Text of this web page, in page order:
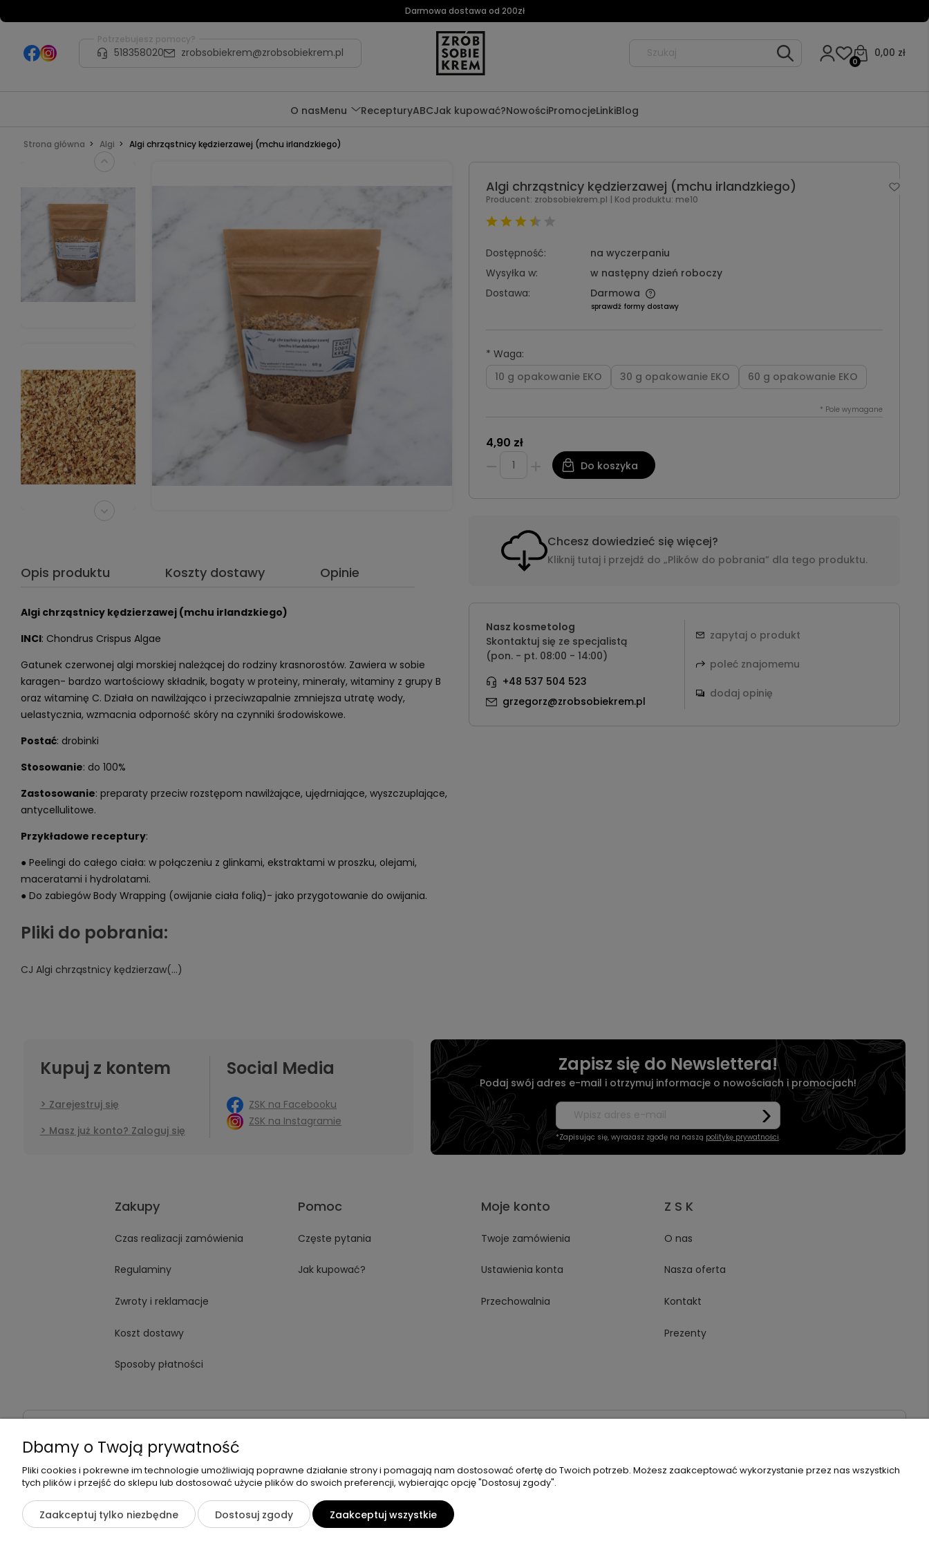
Darmowa dostawa od 200zł
Potrzebujesz pomocy?
518358020 zrobsobiekrem@zrobsobiekrem.pl 0,00 zł
0
O nasMenu RecepturyABCJak kupować?NowościPromocjeLinkiBlog
Strona główna Algi Algi chrząstnicy kędzierzawej (mchu irlandzkiego)
Opis produktu Koszty dostawy Opinie
Algi chrząstnicy kędzierzawej (mchu irlandzkiego)
INCI: Chondrus Crispus Algae
Gatunek czerwonej algi morskiej należącej do rodziny krasnorostów. Zawiera w sobie
karagen- bardzo wartościowy składnik, bogaty w proteiny, minerały, witaminy z grupy B
oraz witaminę C. Działa on nawilżająco i przeciwzapalnie zmniejsza utratę wody,
uelastycznia, wzmacnia odporność skóry na czynniki środowiskowe.
Postać: drobinki
Stosowanie: do 100%
Zastosowanie: preparaty przeciw rozstępom nawilżające, ujędrniające, wyszczuplające,
antycellulitowe.
Przykładowe receptury:
● Peelingi do całego ciała: w połączeniu z glinkami, ekstraktami w proszku, olejami,
maceratami i hydrolatami.
● Do zabiegów Body Wrapping (owijanie ciała folią)- jako przygotowanie do owijania.
Pliki do pobrania:
CJ Algi chrząstnicy kędzierzaw(...)
Algi chrząstnicy kędzierzawej (mchu irlandzkiego)
Producent: zrobsobiekrem.pl | Kod produktu: me10
Dostępność:
na wyczerpaniu
Wysyłka w:
w następny dzień roboczy
Dostawa:
Darmowa
sprawdź formy dostawy
* Waga:
10 g opakowanie EKO
30 g opakowanie EKO 60 g opakowanie EKO
* Pole wymagane
4,90 zł
Do koszyka
Chcesz dowiedzieć się więcej?
Kliknij tutaj i przejdź do „Plików do pobrania” dla tego produktu.
Nasz kosmetolog
Skontaktuj się ze specjalistą
(pon. - pt. 08:00 - 14:00)
+48 537 504 523
grzegorz@zrobsobiekrem.pl
zapytaj o produkt
poleć znajomemu
dodaj opinię
Kupuj z kontem
Zarejestruj się
Masz już konto? Zaloguj się
Social Media
ZSK na Facebooku
ZSK na Instagramie
Zapisz się do Newslettera!
Podaj swój adres e-mail i otrzymuj informacje o nowościach i promocjach!
*Zapisując się, wyrażasz zgodę na naszą politykę prywatności.
Zakupy
Czas realizacji zamówienia
Regulaminy
Zwroty i reklamacje
Koszt dostawy
Sposoby płatności
Pomoc
Częste pytania
Jak kupować?
Moje konto
Twoje zamówienia
Ustawienia konta
Przechowalnia
Z S K
O nas
Nasza oferta
Kontakt
Prezenty
©2026 Wszelkie Prawa Zastrzeżone | Zrób Sobie Krem
Sklep internetowy Shoper Premium
Dbamy o Twoją prywatność
Pliki cookies i pokrewne im technologie umożliwiają poprawne działanie strony i pomagają nam dostosować ofertę do Twoich potrzeb. Możesz zaakceptować wykorzystanie przez nas wszystkich
tych plików i przejść do sklepu lub dostosować użycie plików do swoich preferencji, wybierając opcję "Dostosuj zgody".
Zaakceptuj tylko niezbędne Dostosuj zgody Zaakceptuj wszystkie